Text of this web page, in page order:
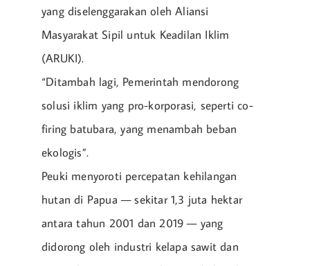
yang diselenggarakan oleh Aliansi
Masyarakat Sipil untuk Keadilan Iklim
(ARUKI).
“Ditambah lagi, Pemerintah mendorong
solusi iklim yang pro-korporasi, seperti co-
firing batubara, yang menambah beban
ekologis”.
Peuki menyoroti percepatan kehilangan
hutan di Papua — sekitar 1,3 juta hektar
antara tahun 2001 dan 2019 — yang
didorong oleh industri kelapa sawit dan